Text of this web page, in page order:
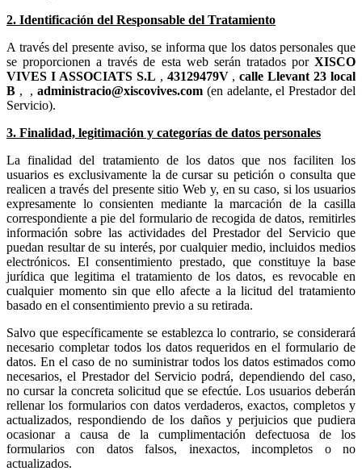
2. Identificación del Responsable del Tratamiento
A través del presente aviso, se informa que los datos personales que
se proporcionen a través de esta web serán tratados por
,
,
,
,
(en adelante, el Prestador del
Servicio).
3. Finalidad, legitimación y categorías de datos personales
La finalidad del tratamiento de los datos que nos faciliten los
usuarios es exclusivamente la de cursar su petición o consulta que
realicen a través del presente sitio Web y, en su caso, si los usuarios
expresamente lo consienten mediante la marcación de la casilla
correspondiente a pie del formulario de recogida de datos, remitirles
información sobre las actividades del Prestador del Servicio que
puedan resultar de su interés, por cualquier medio, incluidos medios
electrónicos. El consentimiento prestado, que constituye la base
jurídica que legitima el tratamiento de los datos, es revocable en
cualquier momento sin que ello afecte a la licitud del tratamiento
basado en el consentimiento previo a su retirada.
Salvo que específicamente se establezca lo contrario, se considerará
necesario completar todos los datos requeridos en el formulario de
datos. En el caso de no suministrar todos los datos estimados como
necesarios, el Prestador del Servicio podrá, dependiendo del caso,
no cursar la concreta solicitud que se efectúe. Los usuarios deberán
rellenar los formularios con datos verdaderos, exactos, completos y
actualizados, respondiendo de los daños y perjuicios que pudiera
ocasionar a causa de la cumplimentación defectuosa de los
formularios con datos falsos, inexactos, incompletos o no
actualizados.